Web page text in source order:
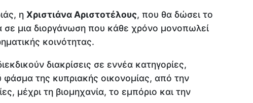
η Χριστιάνα Αριστοτέλους, που θα δώσει το
σε μια διοργάνωση που κάθε χρόνο μονοπωλεί
κοινότητας.
διακρίσεις σε εννέα κατηγορίες,
της κυπριακής οικονομίας, από την
μέχρι τη βιομηχανία, το εμπόριο και την